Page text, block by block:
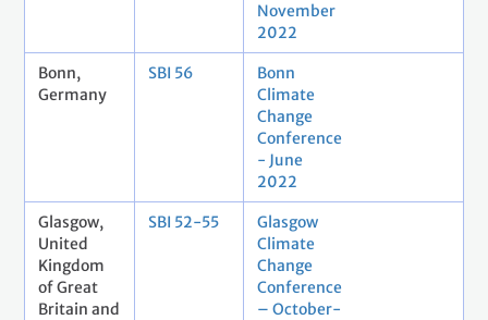
November
2022
Bonn,
Germany
SBI 56
Bonn
Climate
Change
Conference
- June
2022
Glasgow,
United
Kingdom
of Great
Britain and
SBI 52-55
Glasgow
Climate
Change
Conference
– October-